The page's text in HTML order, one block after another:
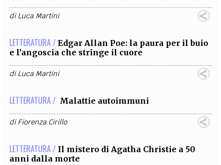
diLuca Martini
LETTERATURA / Edgar Allan Poe: la paura per il buio
e l’angoscia che stringe il cuore
diLuca Martini
LETTERATURA / Malattie autoimmuni
diFiorenza Cirillo
LETTERATURA / Il mistero di Agatha Christie a 50
anni dalla morte